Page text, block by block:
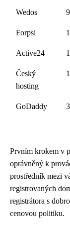
Wedos
Forpsi
Active24
Český
hosting
GoDaddy
Prvním krokem v
oprávněný k
prostředník mezi
registrovaných
registrátora s
cenovou politiku.